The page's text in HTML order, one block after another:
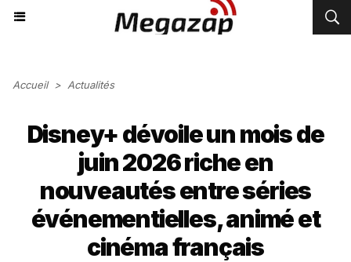
Accueil > Actualités
Disney+ dévoile un mois de
juin 2026 riche en
nouveautés entre séries
événementielles, animé et
cinéma français